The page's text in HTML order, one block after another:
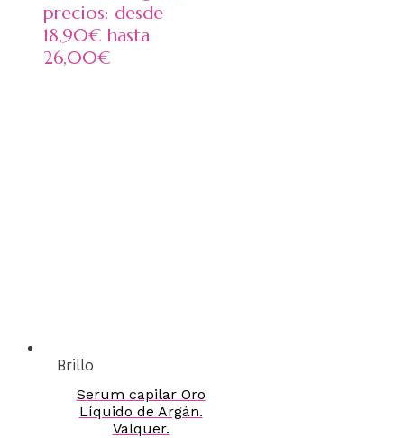
precios: desde
18,90€ hasta
26,00€
Brillo
Serum capilar Oro
Líquido de Argán.
Valquer.